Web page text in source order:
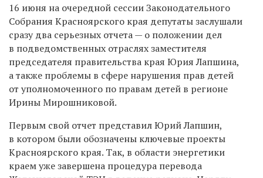
16 июня на очередной сессии Законодательного
Собрания Красноярского края депутаты заслушали
сразу два серьезных отчета — о положении дел
в подведомственных отраслях заместителя
председателя правительства края Юрия Лапшина,
а также проблемы в сфере нарушения прав детей
от уполномоченного по правам детей в регионе
Ирины Мирошниковой.
Первым свой отчет представил Юрий Лапшин,
в котором были обозначены ключевые проекты
Красноярского края. Так, в области энергетики
краем уже завершена процедура перевода